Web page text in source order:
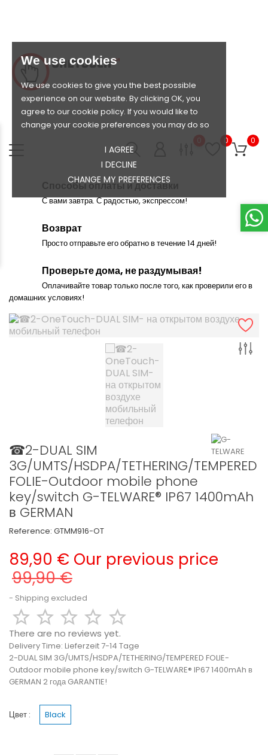
We use cookies
We use cookies to give you the best possible
experience on our website. By clicking OK, you
agree to our cookie policy. If you would like to
change your cookie preferences you may do so
I AGREE
I DECLINE
CHANGE MY PREFERENCES
0 0 0
Способы оплаты и доставки
С вами завтра. С радостью, экспрессом!
Возврат
Просто отправьте его обратно в течение 14 дней!
Проверьте дома, не раздумывая!
Оплачивайте товар только после того, как проверили его в
домашних условиях!
☎2-DUAL SIM
3G/UMTS/HSDPA/TETHERING/TEMPERED
FOLIE-Outdoor mobile phone
key/switch G-TELWARE® IP67 1400mAh
в GERMAN
Reference: GTMM916-OT
89,90 € Our previous price
99,90 €
Shipping excluded
    
There are no reviews yet.
Delivery Time: Lieferzeit 7-14 Tage
2-DUAL SIM 3G/UMTS/HSDPA/TETHERING/TEMPERED FOLIE-
Outdoor mobile phone key/switch G-TELWARE® IP67 1400mAh в
GERMAN 2 года GARANTIE!
Цвет : Black